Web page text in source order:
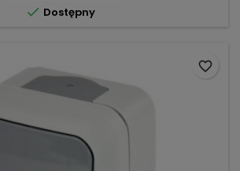
 Dostępny
favorite_border